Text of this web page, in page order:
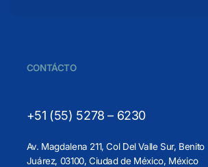
CONTÁCTO
+51 (55) 5278 – 6230
Av. Magdalena 211, Col Del Valle Sur, Benito
Juárez, 03100, Ciudad de México, México